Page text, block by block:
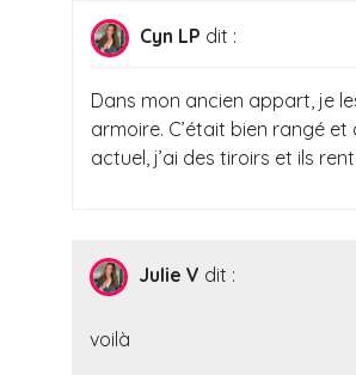
Cyn LP dit :
Dans mon ancien appart, je
armoire. C’était bien rangé
actuel, j’ai des tiroirs et ils
Julie V dit :
voilà